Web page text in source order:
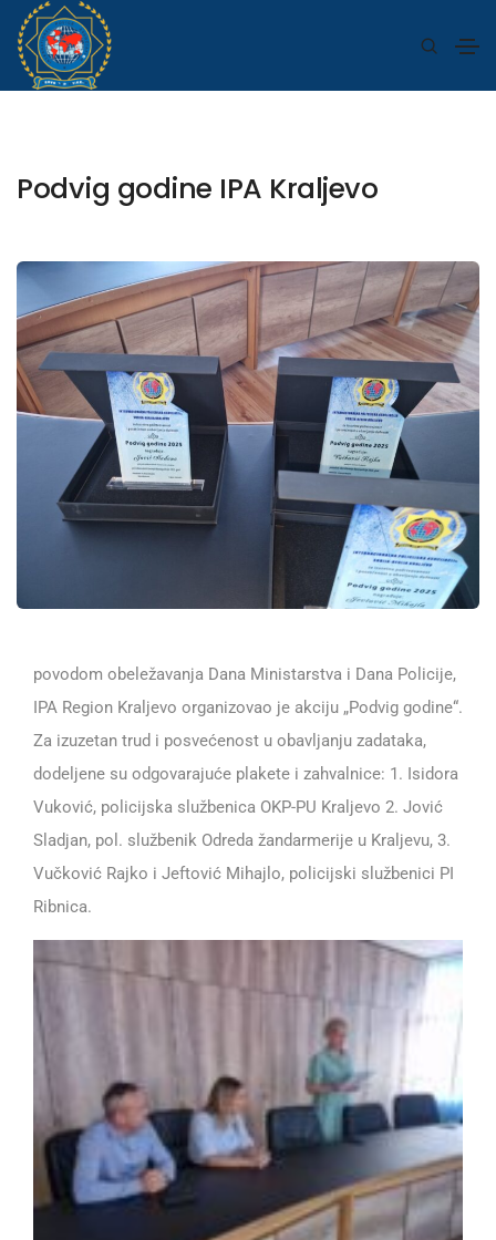
Podvig godine IPA Kraljevo
povodom obeležavanja Dana Ministarstva i Dana Policije,
IPA Region Kraljevo organizovao je akciju „Podvig godine“.
Za izuzetan trud i posvećenost u obavljanju zadataka,
dodeljene su odgovarajuće plakete i zahvalnice: 1. Isidora
Vuković, policijska službenica OKP-PU Kraljevo 2. Jović
Sladjan, pol. službenik Odreda žandarmerije u Kraljevu, 3.
Vučković Rajko i Jeftović Mihajlo, policijski službenici PI
Ribnica.